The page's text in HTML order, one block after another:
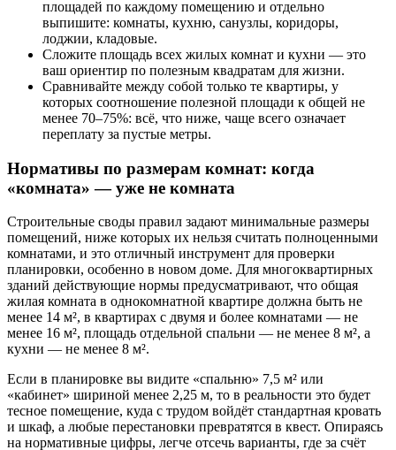
площадей по каждому помещению и отдельно
выпишите: комнаты, кухню, санузлы, коридоры,
лоджии, кладовые.
Сложите площадь всех жилых комнат и кухни — это
ваш ориентир по полезным квадратам для жизни.
Сравнивайте между собой только те квартиры, у
которых соотношение полезной площади к общей не
менее 70–75%: всё, что ниже, чаще всего означает
переплату за пустые метры.
Нормативы по размерам комнат: когда
«комната» — уже не комната
Строительные своды правил задают минимальные размеры
помещений, ниже которых их нельзя считать полноценными
комнатами, и это отличный инструмент для проверки
планировки, особенно в новом доме. Для многоквартирных
зданий действующие нормы предусматривают, что общая
жилая комната в однокомнатной квартире должна быть не
менее 14 м², в квартирах с двумя и более комнатами — не
менее 16 м², площадь отдельной спальни — не менее 8 м², а
кухни — не менее 8 м².
Если в планировке вы видите «спальню» 7,5 м² или
«кабинет» шириной менее 2,25 м, то в реальности это будет
тесное помещение, куда с трудом войдёт стандартная кровать
и шкаф, а любые перестановки превратятся в квест. Опираясь
на нормативные цифры, легче отсечь варианты, где за счёт